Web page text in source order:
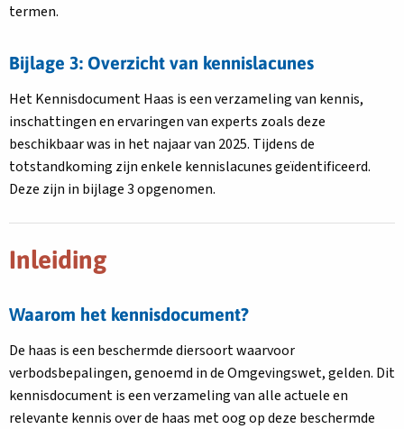
termen.
Bijlage 3: Overzicht van kennislacunes
Het Kennisdocument Haas is een verzameling van kennis,
inschattingen en ervaringen van experts zoals deze
beschikbaar was in het najaar van 2025. Tijdens de
totstandkoming zijn enkele kennislacunes geïdentificeerd.
Deze zijn in bijlage 3 opgenomen.
Inleiding
Waarom het kennisdocument?
De haas is een beschermde diersoort waarvoor
verbodsbepalingen, genoemd in de Omgevingswet, gelden. Dit
kennisdocument is een verzameling van alle actuele en
relevante kennis over de haas met oog op deze beschermde